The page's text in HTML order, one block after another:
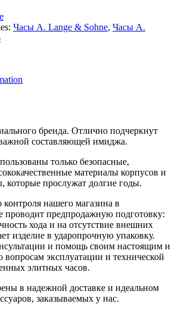
Часы A. Lange & Sohne, Часы A.
бренда. Отлично подчеркнут
составляющей имиджа.
только безопасные,
материалы корпусов и
которые прослужат долгие годы.
нашего магазина в
проводит предпродажную подготовку:
хода и на отсутствие внешних
изделие в ударопрочную упаковку.
и помощь своим настоящим и
эксплуатации и технической
элитных часов.
в надежной доставке и идеальном
заказываемых у нас.